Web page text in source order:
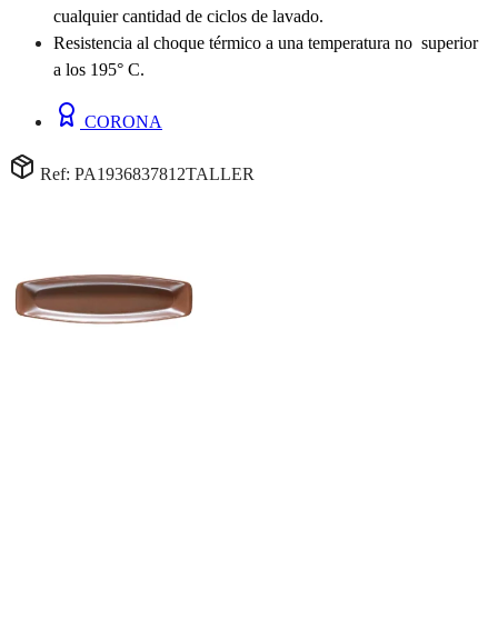
cualquier cantidad de ciclos de lavado.
Resistencia al choque térmico a una temperatura no superior
a los 195° C.
CORONA
Ref: PA1936837812TALLER